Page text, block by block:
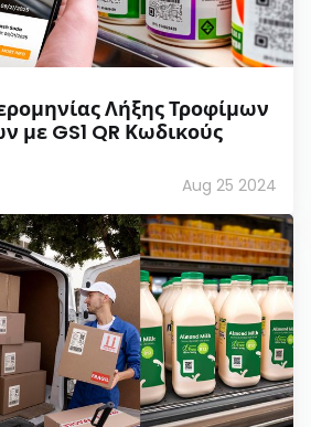
Λήξης Τροφίμων
με GS1 QR Κωδικούς
Aug 25 2024